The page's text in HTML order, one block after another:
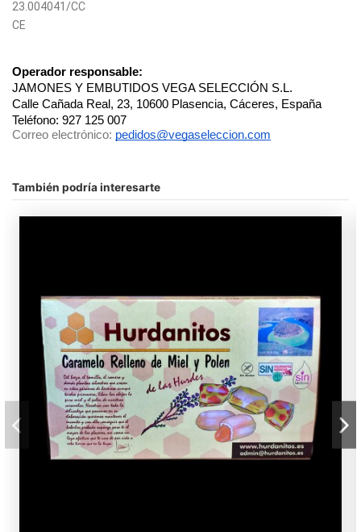
23.004041/CC
CE
Operador responsable:
JAMONES Y EMBUTIDOS VEGA SELECCIÓN S.L.
Calle Cañada Real, 23, 10600 Plasencia, Cáceres, España
Teléfono: 927 125 007
Correo electrónico: pedidos@vegaseleccion.com
En stock 23 Artículos
También podría interesarte